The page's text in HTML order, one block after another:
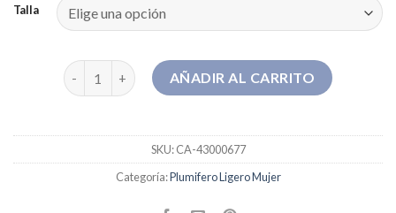
Talla
plumifero ligero mujer cantidad
AÑADIR AL CARRITO
SKU:CA-43000677
Categoría:Plumifero Ligero Mujer